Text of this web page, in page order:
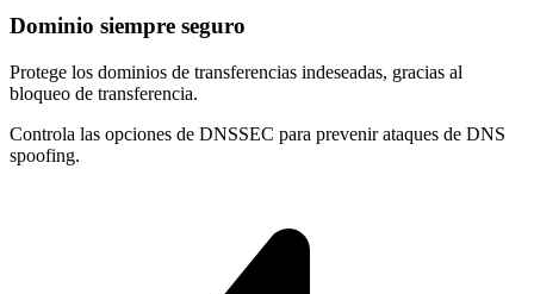
Dominio siempre seguro
Protege los dominios de transferencias indeseadas, gracias al
bloqueo de transferencia.
Controla las opciones de DNSSEC para prevenir ataques de DNS
spoofing.